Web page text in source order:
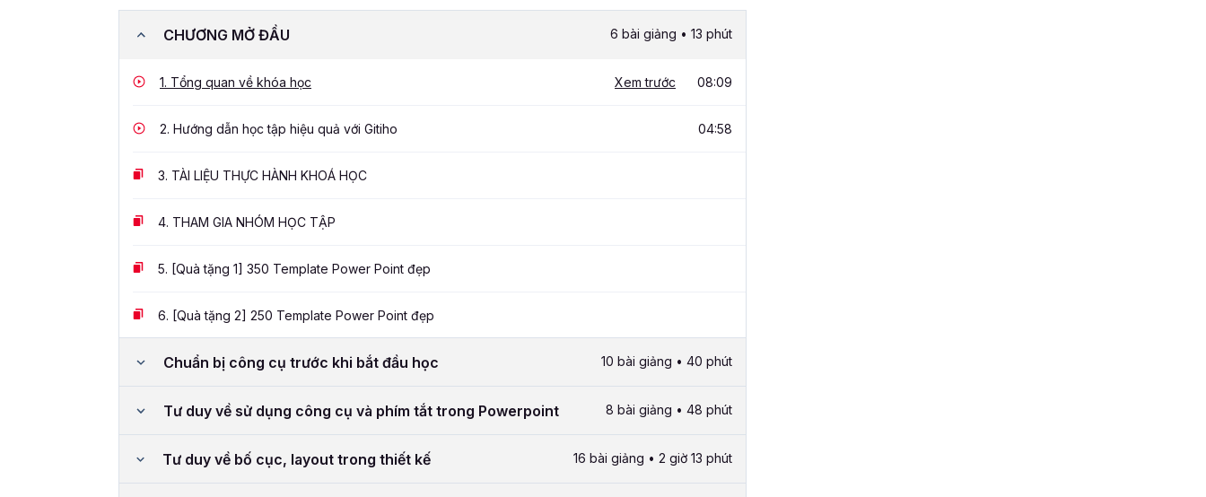
CHƯƠNG MỞ ĐẦU 6 bài giảng • 13 phút
1. Tổng quan về khóa học Xem trước 08:09
2. Hướng dẫn học tập hiệu quả với Gitiho 04:58
3. TÀI LIỆU THỰC HÀNH KHOÁ HỌC
4. THAM GIA NHÓM HỌC TẬP
5. [Quà tặng 1] 350 Template Power Point đẹp
6. [Quà tặng 2] 250 Template Power Point đẹp
Chuẩn bị công cụ trước khi bắt đầu học 10 bài giảng • 40 phút
Tư duy về sử dụng công cụ và phím tắt trong Powerpoint 8 bài giảng • 48 phút
Tư duy về bố cục, layout trong thiết kế 16 bài giảng • 2 giờ 13 phút